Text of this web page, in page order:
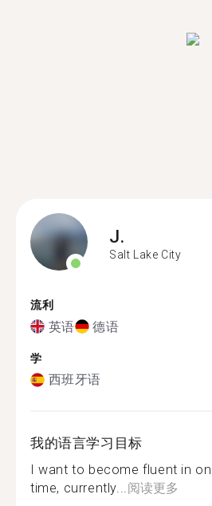
J.
Salt Lake City
流利
英语 德语
学
西班牙语
我的语言学习目标
I want to become fluent in
time, currently...阅读更多